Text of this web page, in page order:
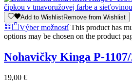
Add to WishlistRemove from Wishlist
Výber možností This product has
options may be chosen on the product
Nohavičky Kinga P-
19,00 €